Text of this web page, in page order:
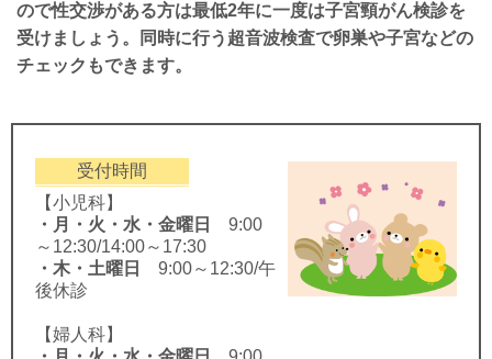
ので性交渉がある方は最低2年に一度は子宮頸がん検診を
受けましょう。同時に行う超音波検査で卵巣や子宮などの
チェックもできます。
受付時間
【小児科】
・月・火・水・金曜日
9:00
～12:30/14:00～17:30
・木・土曜日
9:00～12:30/午
後休診
【婦人科】